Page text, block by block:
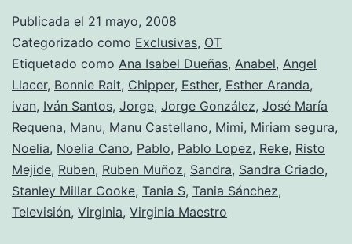
6-
el
tongo
de
los
profesores)
Publicada el 21 mayo, 2008
Categorizado como Exclusivas, OT
Etiquetado como Ana Isabel Dueñas, Anabel, Angel
Llacer, Bonnie Rait, Chipper, Esther, Esther Aranda,
ivan, Iván Santos, Jorge, Jorge González, José María
Requena, Manu, Manu Castellano, Mimi, Miriam segura,
Noelia, Noelia Cano, Pablo, Pablo Lopez, Reke, Risto
Mejide, Ruben, Ruben Muñoz, Sandra, Sandra Criado,
Stanley Millar Cooke, Tania S, Tania Sánchez,
Televisión, Virginia, Virginia Maestro